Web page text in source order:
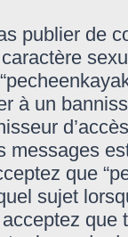
publier de
à un
messages
que
sujet